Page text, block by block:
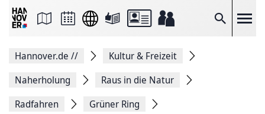
Suche
Seite
Facebook
teilen
Seitenlink
Hannover.de //
Kultur & Freizeit
Naherholung
Raus in die Natur
Radfahren
Grüner Ring